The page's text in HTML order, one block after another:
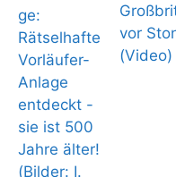
vor
(Video)